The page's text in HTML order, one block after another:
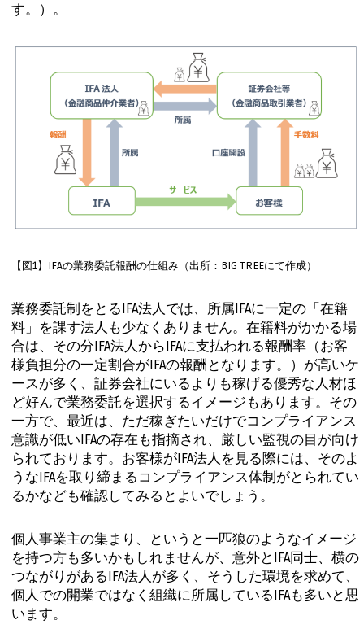
す。）。
【図1】IFAの業務委託報酬の仕組み（出所：BIG TREEにて作成）
業務委託制をとるIFA法人では、所属IFAに一定の「在籍
料」を課す法人も少なくありません。在籍料がかかる場
合は、その分IFA法人からIFAに支払われる報酬率（お客
様負担分の一定割合がIFAの報酬となります。）が高いケ
ースが多く、証券会社にいるよりも稼げる優秀な人材ほ
ど好んで業務委託を選択するイメージもあります。その
一方で、最近は、ただ稼ぎたいだけでコンプライアンス
意識が低いIFAの存在も指摘され、厳しい監視の目が向け
られております。お客様がIFA法人を見る際には、そのよ
うなIFAを取り締まるコンプライアンス体制がとられてい
るかなども確認してみるとよいでしょう。
個人事業主の集まり、というと一匹狼のようなイメージ
を持つ方も多いかもしれませんが、意外とIFA同士、横の
つながりがあるIFA法人が多く、そうした環境を求めて、
個人での開業ではなく組織に所属しているIFAも多いと思
います。